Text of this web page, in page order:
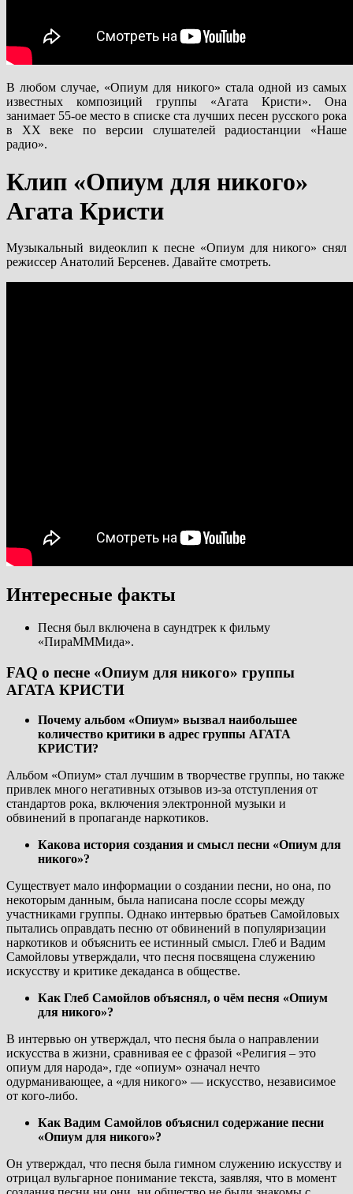
В любом случае, «Опиум для никого» стала одной из самых
известных композиций группы «Агата Кристи». Она
занимает 55-ое место в списке ста лучших песен русского рока
в ХХ веке по версии слушателей радиостанции «Наше
радио».
Клип «Опиум для никого»
Агата Кристи
Музыкальный видеоклип к песне «Опиум для никого» снял
режиссер Анатолий Берсенев. Давайте смотреть.
Интересные факты
Песня был включена в саундтрек к фильму
«ПираМММида».
FAQ о песне «Опиум для никого» группы
АГАТА КРИСТИ
Почему альбом «Опиум» вызвал наибольшее
количество критики в адрес группы АГАТА
КРИСТИ?
Альбом «Опиум» стал лучшим в творчестве группы, но также
привлек много негативных отзывов из-за отступления от
стандартов рока, включения электронной музыки и
обвинений в пропаганде наркотиков.
Какова история создания и смысл песни «Опиум для
никого»?
Существует мало информации о создании песни, но она, по
некоторым данным, была написана после ссоры между
участниками группы. Однако интервью братьев Самойловых
пытались оправдать песню от обвинений в популяризации
наркотиков и объяснить ее истинный смысл. Глеб и Вадим
Самойловы утверждали, что песня посвящена служению
искусству и критике декаданса в обществе.
Как Глеб Самойлов объяснял, о чём песня «Опиум
для никого»?
В интервью он утверждал, что песня была о направлении
искусства в жизни, сравнивая ее с фразой «Религия – это
опиум для народа», где «опиум» означал нечто
одурманивающее, а «для никого» — искусство, независимое
от кого-либо.
Как Вадим Самойлов объяснил содержание песни
«Опиум для никого»?
Он утверждал, что песня была гимном служению искусству и
отрицал вульгарное понимание текста, заявляя, что в момент